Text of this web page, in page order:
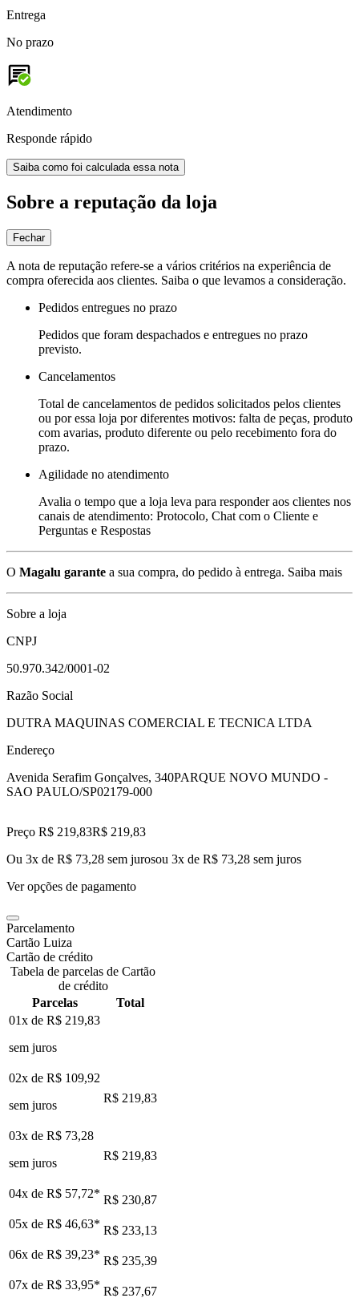
Entrega
No prazo
Atendimento
Responde rápido
Saiba como foi calculada essa nota
Sobre a reputação da loja
Fechar
A nota de reputação refere-se a vários critérios na experiência de
compra oferecida aos clientes. Saiba o que levamos a consideração.
Pedidos entregues no prazo
Pedidos que foram despachados e entregues no prazo
previsto.
Cancelamentos
Total de cancelamentos de pedidos solicitados pelos clientes
ou por essa loja por diferentes motivos: falta de peças, produto
com avarias, produto diferente ou pelo recebimento fora do
prazo.
Agilidade no atendimento
Avalia o tempo que a loja leva para responder aos clientes nos
canais de atendimento: Protocolo, Chat com o Cliente e
Perguntas e Respostas
O Magalu garante a sua compra, do pedido à entrega. Saiba mais
Sobre a loja
CNPJ
50.970.342/0001-02
Razão Social
DUTRA MAQUINAS COMERCIAL E TECNICA LTDA
Endereço
Avenida Serafim Gonçalves, 340PARQUE NOVO MUNDO -
SAO PAULO/SP02179-000
Preço R$ 219,83R$ 219,83
Ou 3x de R$ 73,28 sem jurosou 3x de R$ 73,28 sem juros
Ver opções de pagamento
Parcelamento
Cartão Luiza
Cartão de crédito
Tabela de parcelas de Cartão
de crédito
Parcelas
Total
01x de R$ 219,83
sem juros
02x de R$ 109,92
sem juros
R$ 219,83
03x de R$ 73,28
sem juros
R$ 219,83
04x de R$ 57,72* R$ 230,87
05x de R$ 46,63* R$ 233,13
06x de R$ 39,23* R$ 235,39
07x de R$ 33,95* R$ 237,67